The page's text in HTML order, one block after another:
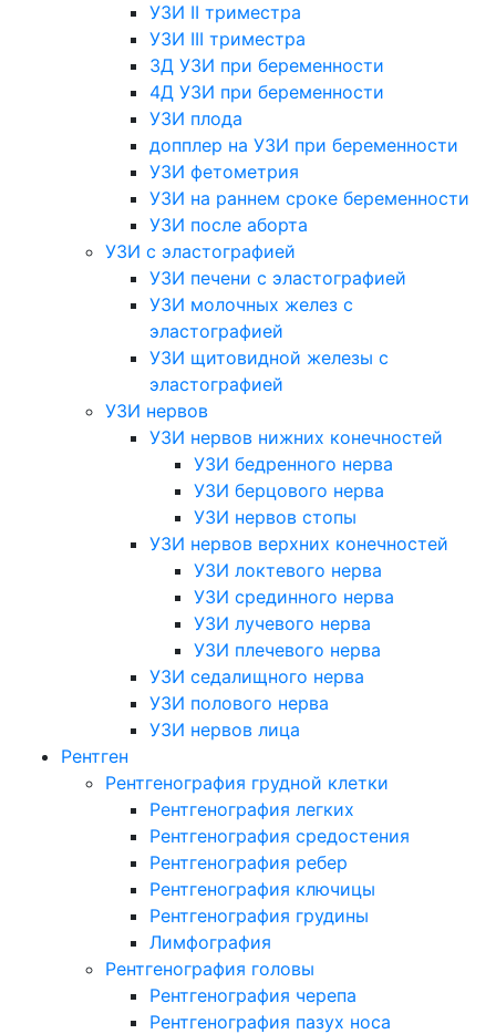
УЗИ II триместра
УЗИ III триместра
3Д УЗИ при беременности
4Д УЗИ при беременности
УЗИ плода
допплер на УЗИ при беременности
УЗИ фетометрия
УЗИ на раннем сроке беременности
УЗИ после аборта
УЗИ с эластографией
УЗИ печени с эластографией
УЗИ молочных желез с
эластографией
УЗИ щитовидной железы с
эластографией
УЗИ нервов
УЗИ нервов нижних конечностей
УЗИ бедренного нерва
УЗИ берцового нерва
УЗИ нервов стопы
УЗИ нервов верхних конечностей
УЗИ локтевого нерва
УЗИ срединного нерва
УЗИ лучевого нерва
УЗИ плечевого нерва
УЗИ седалищного нерва
УЗИ полового нерва
УЗИ нервов лица
Рентген
Рентгенография грудной клетки
Рентгенография легких
Рентгенография средостения
Рентгенография ребер
Рентгенография ключицы
Рентгенография грудины
Лимфография
Рентгенография головы
Рентгенография черепа
Рентгенография пазух носа